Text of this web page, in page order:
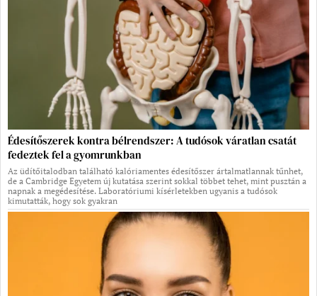
Édesítőszerek kontra bélrendszer: A tudósok váratlan csatát
fedeztek fel a gyomrunkban
Az üdítőitalodban található kalóriamentes édesítőszer ártalmatlannak tűnhet,
de a Cambridge Egyetem új kutatása szerint sokkal többet tehet, mint pusztán a
napnak a megédesítése. Laboratóriumi kísérletekben ugyanis a tudósok
kimutatták, hogy sok gyakran